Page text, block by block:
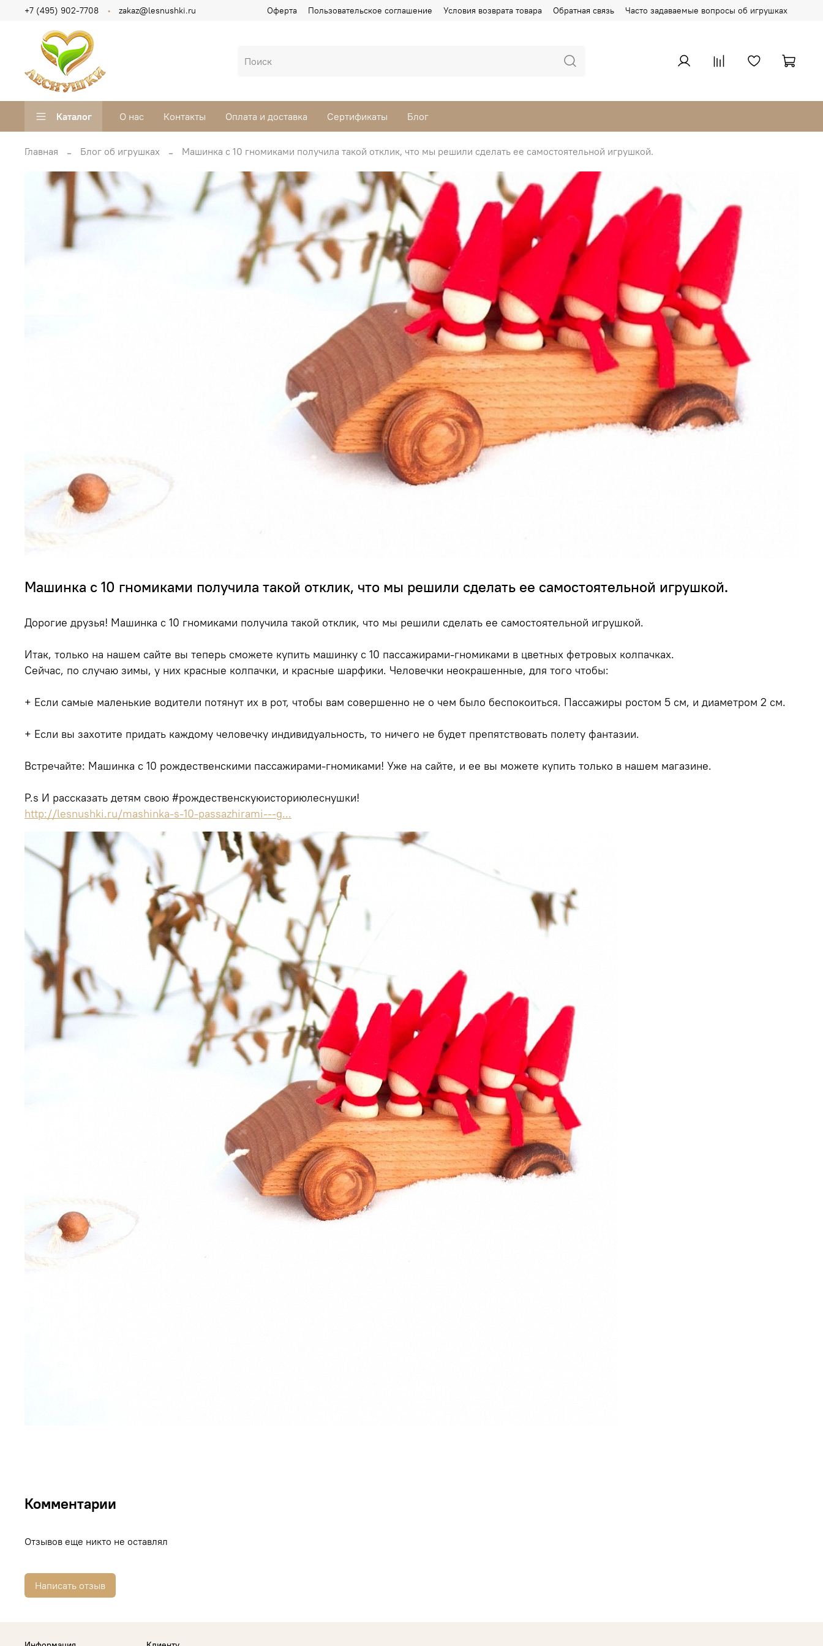
Оферта Пользовательское соглашение Условия возврата товара Обратная связь Часто задаваемые вопросы об игрушках
+7 (495) 902-7708 zakaz@lesnushki.ru
Каталог О нас Контакты Оплата и доставка Сертификаты Блог
Главная Блог об игрушках Машинка с 10 гномиками получила такой отклик, что мы решили сделать ее самостоятельной игрушкой.
Машинка с 10 гномиками получила такой отклик, что мы решили сделать ее самостоятельной игрушкой.
Дорогие друзья! Машинка с 10 гномиками получила такой отклик, что мы решили сделать ее самостоятельной игрушкой.
Итак, только на нашем сайте вы теперь сможете купить машинку с 10 пассажирами-гномиками в цветных фетровых колпачках.
Сейчас, по случаю зимы, у них красные колпачки, и красные шарфики. Человечки неокрашенные, для того чтобы:
+ Если самые маленькие водители потянут их в рот, чтобы вам совершенно не о чем было беспокоиться. Пассажиры ростом 5 см, и диаметром 2 см.
+ Если вы захотите придать каждому человечку индивидуальность, то ничего не будет препятствовать полету фантазии.
Встречайте: Машинка с 10 рождественскими пассажирами-гномиками! Уже на сайте, и ее вы можете купить только в нашем магазине.
P.s И рассказать детям свою #рождественскуюисториюлеснушки!
http://lesnushki.ru/mashinka-s-10-passazhirami---g...
Комментарии
Отзывов еще никто не оставлял
Написать отзыв